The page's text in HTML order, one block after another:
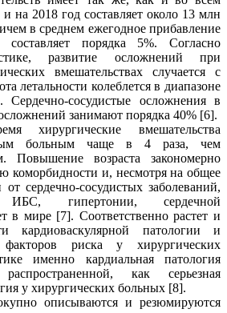
на 2018 год составляет около 13 млн
в среднем ежегодное прибавление
составляет порядка 5%. Согласно
развитие осложнений при
вмешательствах случается с
летальности колеблется в диапазоне
сосудистые осложнения в
занимают порядка 40% [6].
хирургические вмешательства
больным чаще в 4 раза, чем
Повышение возраста закономерно
коморбидности и, несмотря на общее
сердечно-сосудистых заболеваний,
ИБС, гипертонии, сердечной
в мире [7]. Соответственно растет и
кардиоваскулярной патологии и
факторов риска у хирургических
именно кардиальная патология
как серьезная
у хирургических больных [8].
описываются и резюмируются